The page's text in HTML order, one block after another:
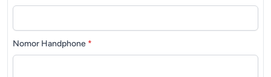
Nomor Handphone *